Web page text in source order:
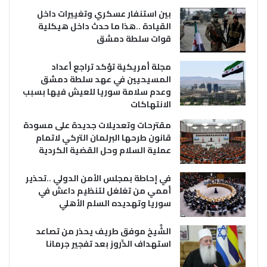
بين استنفار عسكري وتغييرات داخل
القيادة ..هذا ما حدث داخل هيكلية
قوات سلطة دمشق
مجلة أمريكية تؤكد تراجع أعداد
المسيحيين في عهد سلطة دمشق
وعدم سلامة سوريا للعيش فيها بسبب
الانتهاكات
مقترحات وتعديلات جديدة على مسودة
قانون طرحها البرلمان التركي لاتمام
عملية السلام وحل القضية الكردية
في إحاطة بمجلس الأمن الدولي ..تحذير
أممي من تغلغل لتنظيم داعش في
سوريا وتهديده السلم الأهلي
الشَّيخ موفق طريف يحذر من تصاعد
استهداف الدَّروز بعد تفجير جرمانا